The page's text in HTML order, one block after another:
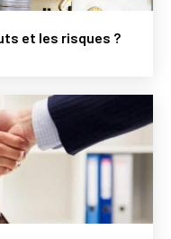
et les risques ?